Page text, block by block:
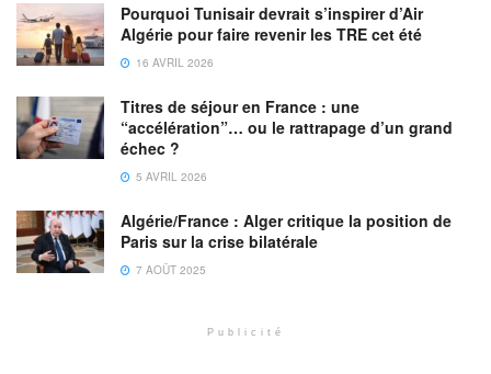
Pourquoi Tunisair devrait s’inspirer d’Air
Algérie pour faire revenir les TRE cet été
16 AVRIL 2026
Titres de séjour en France : une
“accélération”… ou le rattrapage d’un grand
échec ?
5 AVRIL 2026
Algérie/France : Alger critique la position de
Paris sur la crise bilatérale
7 AOÛT 2025
Publicité